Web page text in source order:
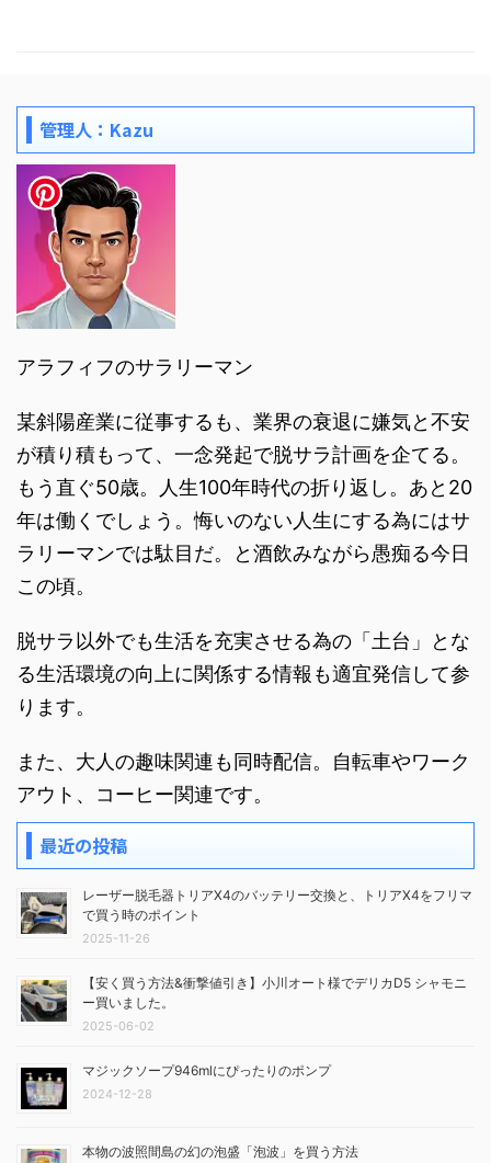
管理人：Kazu
アラフィフのサラリーマン
某斜陽産業に従事するも、業界の衰退に嫌気と不安
が積り積もって、一念発起で脱サラ計画を企てる。
もう直ぐ50歳。人生100年時代の折り返し。あと20
年は働くでしょう。悔いのない人生にする為にはサ
ラリーマンでは駄目だ。と酒飲みながら愚痴る今日
この頃。
脱サラ以外でも生活を充実させる為の「土台」とな
る生活環境の向上に関係する情報も適宜発信して参
ります。
また、大人の趣味関連も同時配信。自転車やワーク
アウト、コーヒー関連です。
最近の投稿
レーザー脱毛器トリアX4のバッテリー交換と、トリアX4をフリマ
で買う時のポイント
2025-11-26
【安く買う方法&衝撃値引き】小川オート様でデリカD5 シャモニ
ー買いました。
2025-06-02
マジックソープ946mlにぴったりのポンプ
2024-12-28
本物の波照間島の幻の泡盛「泡波」を買う方法